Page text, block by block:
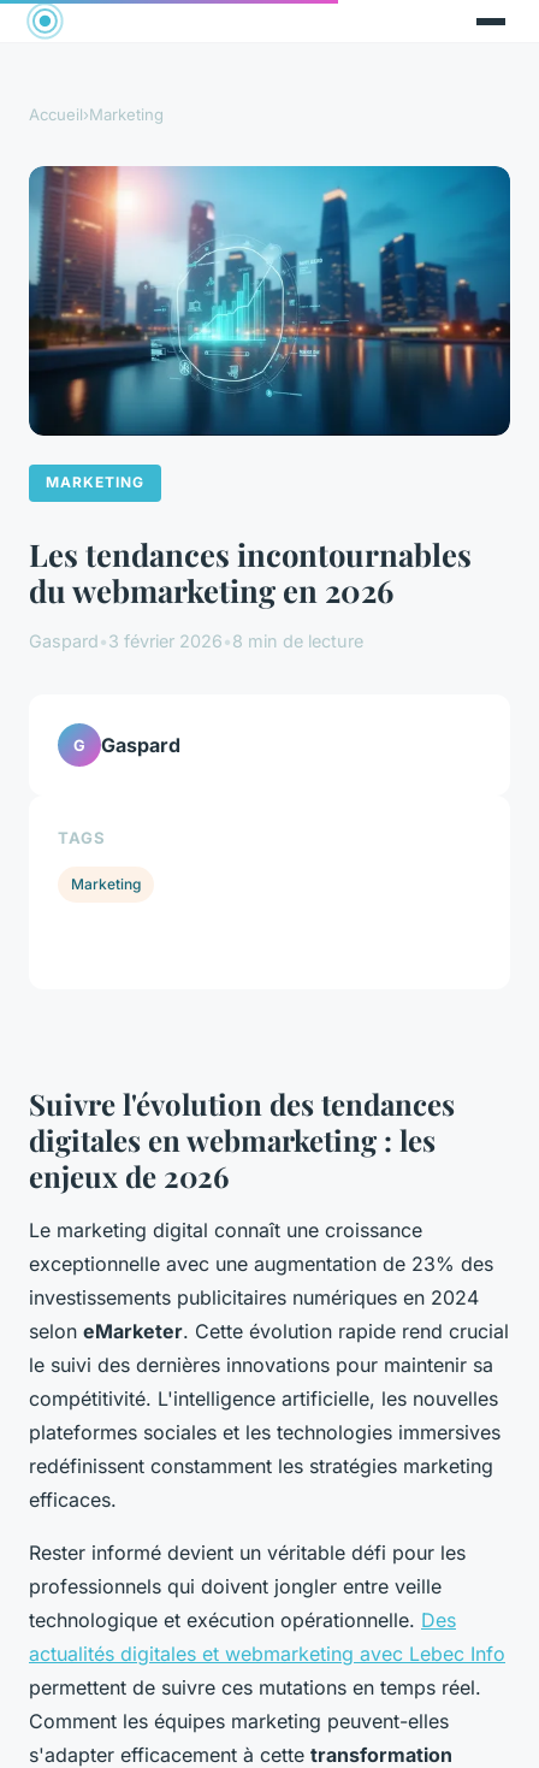
Accueil›Marketing
MARKETING
Les tendances incontournables
du webmarketing en 2026
Gaspard•3 février 2026•8 min de lecture
Suivre l'évolution des tendances
digitales en webmarketing : les
enjeux de 2026
Le marketing digital connaît une croissance
exceptionnelle avec une augmentation de 23% des
investissements publicitaires numériques en 2024
selon eMarketer. Cette évolution rapide rend crucial
le suivi des dernières innovations pour maintenir sa
compétitivité. L'intelligence artificielle, les nouvelles
plateformes sociales et les technologies immersives
redéfinissent constamment les stratégies marketing
efficaces.
Rester informé devient un véritable défi pour les
professionnels qui doivent jongler entre veille
technologique et exécution opérationnelle. Des
actualités digitales et webmarketing avec Lebec Info
permettent de suivre ces mutations en temps réel.
Comment les équipes marketing peuvent-elles
s'adapter efficacement à cette transformation
G Gaspard
TAGS
Marketing